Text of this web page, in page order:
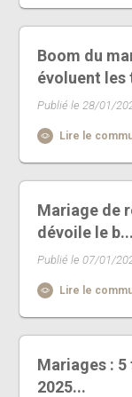
Boom du
évoluent les
Publié le 28/01/
Lire le
Mariage de
dévoile le b...
Publié le 07/01/
Lire le
Mariages :
2025...